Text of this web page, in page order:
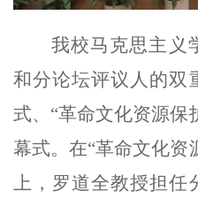
我校马克思主义
和分论坛评议人的双
式、“革命文化资源保
幕式。在“革命文化资
上，罗道全教授担任